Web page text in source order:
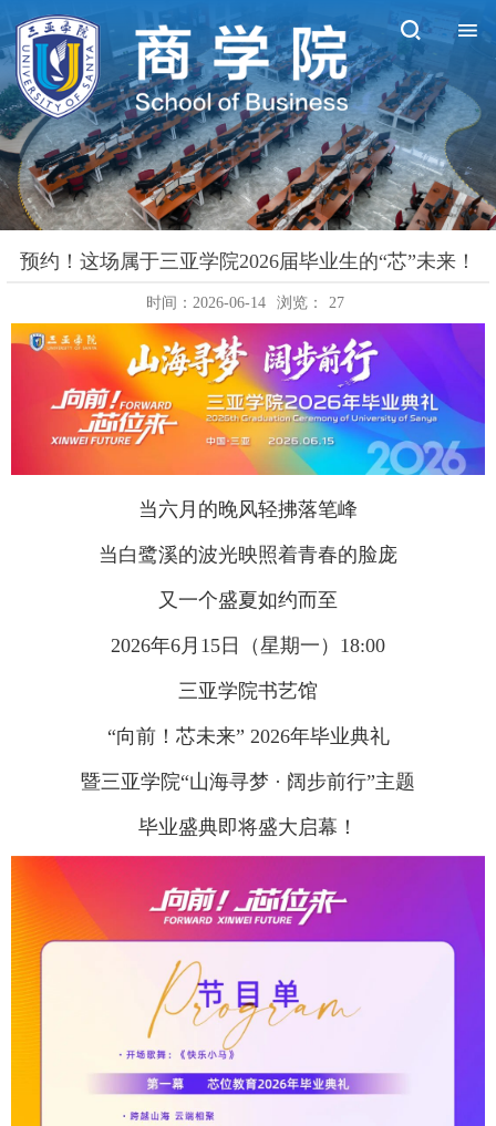
预约！这场属于三亚学院2026届毕业生的“芯”未来！
时间：2026-06-14 浏览： 27
当六月的晚风轻拂落笔峰
当白鹭溪的波光映照着青春的脸庞
又一个盛夏如约而至
2026年6 月 15日（星期一） 18:00
三亚学院书艺馆
“向前！芯未来” 2026年毕业典礼
暨三亚学院“山海寻梦 · 阔步前行”主题
毕业盛典即将盛大启幕！